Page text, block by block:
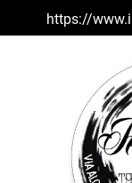
https://